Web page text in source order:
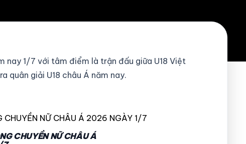
nay 1/7 với tâm điểm là trận đấu giữa U18 Việt
quân giải U18 châu Á năm nay.
CHUYỀN NỮ CHÂU Á 2026 NGÀY 1/7
CHUYỀN NỮ CHÂU Á